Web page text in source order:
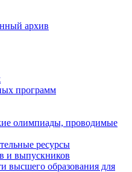
архив
программ
олимпиады, проводимые
ресурсы
и выпускников
высшего образования для